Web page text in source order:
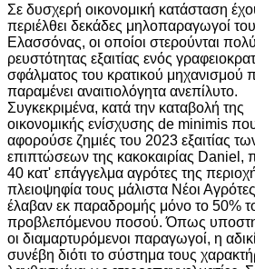
Σε δυσχερή οικονομική κατάσταση
περιέλθει δεκάδες μηλοπαραγωγοί
Ελασσόνας, οι οποίοι στερούνται
ρευστότητας εξαιτίας ενός
σφάλματος του κρατικού μηχανισμού
παραμένει αναιτιολόγητα ανεπίλυτο.
Συγκεκριμένα, κατά την καταβολή της
οικονομικής ενίσχυσης de minimis
αφορούσε ζημιές του 2023 εξαιτίας
επιπτώσεων της κακοκαιρίας Daniel,
40 κατ' επάγγελμα αγρότες της
πλειοψηφία τους μάλιστα Νέοι
έλαβαν εκ παραδρομής μόνο το 50%
προβλεπόμενου ποσού. Όπως
οι διαμαρτυρόμενοι παραγωγοί, η
συνέβη διότι το σύστημα τους